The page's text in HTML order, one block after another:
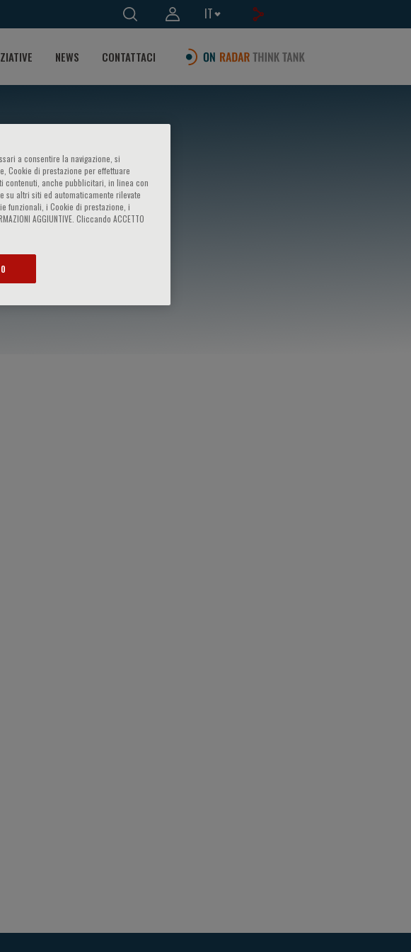
IT
NEWS CONTATTACI
a consentire la navigazione, si
Cookie di prestazione per effettuare
contenuti, anche pubblicitari, in linea con
su altri siti ed automaticamente rilevate
funzionali, i Cookie di prestazione, i
AGGIUNTIVE. Cliccando ACCETTO